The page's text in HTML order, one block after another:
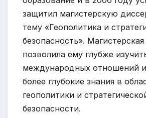
защитил магистерскую
тему «Геополитика и
безопасность».
позволила ему глубже
международных отношений
более глубокие знания в
геополитики и
безопасности.